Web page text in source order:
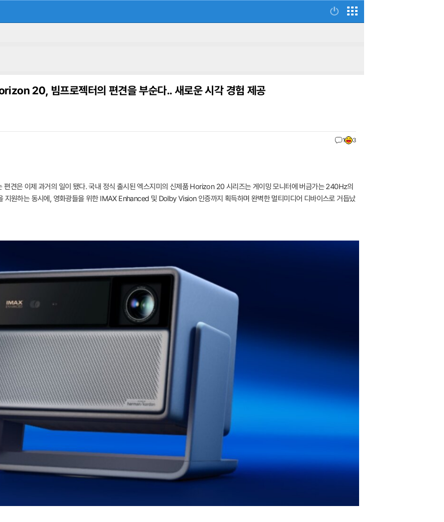
20, 빔프로젝터의 편견을 부순다.. 새로운 시각 경험 제공
1 3
편견은 이제 과거의 일이 됐다. 국내 정식 출시된 엑스지미의 신제품 Horizon 20 시리즈는 게이밍 모니터에 버금가는 240Hz의
원하는 동시에, 영화광들을 위한 IMAX Enhanced 및 Dolby Vision 인증까지 획득하며 완벽한 멀티미디어 디바이스로 거듭났